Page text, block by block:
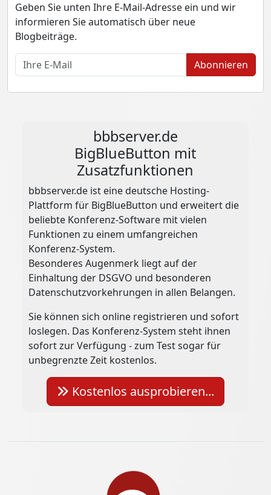
Geben Sie unten Ihre E-Mail-Adresse ein und wir
informieren Sie automatisch über neue
Blogbeiträge.
Abonnieren
bbbserver.de
BigBlueButton mit
Zusatzfunktionen
bbbserver.de ist eine deutsche Hosting-
Plattform für BigBlueButton und erweitert die
beliebte Konferenz-Software mit vielen
Funktionen zu einem umfangreichen
Konferenz-System.
Besonderes Augenmerk liegt auf der
Einhaltung der DSGVO und besonderen
Datenschutzvorkehrungen in allen Belangen.
Sie können sich online registrieren und sofort
loslegen. Das Konferenz-System steht ihnen
sofort zur Verfügung - zum Test sogar für
unbegrenzte Zeit kostenlos.
Kostenlos ausprobieren...